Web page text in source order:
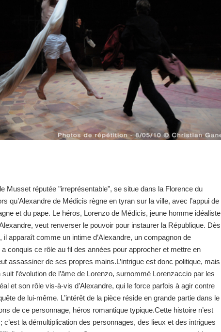
Musset réputée "irreprésentable", se situe dans la Florence du
qu’Alexandre de Médicis règne en tyran sur la ville, avec l’appui de
et du pape. Le héros, Lorenzo de Médicis, jeune homme idéaliste
veut renverser le pouvoir pour instaurer la République. Dès
il apparaît comme un intime d’Alexandre, un compagnon de
conquis ce rôle au fil des années pour approcher et mettre en
assassiner de ses propres mains.L’intrigue est donc politique, mais
l’évolution de l’âme de Lorenzo, surnommé Lorenzaccio par les
et son rôle vis-à-vis d’Alexandre, qui le force parfois à agir contre
de lui-même. L’intérêt de la pièce réside en grande partie dans le
de ce personnage, héros romantique typique.Cette histoire n’est
c’est la démultiplication des personnages, des lieux et des intrigues